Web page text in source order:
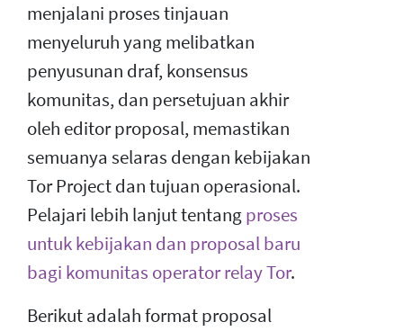
menjalani proses tinjauan
menyeluruh yang melibatkan
penyusunan draf, konsensus
komunitas, dan persetujuan akhir
oleh editor proposal, memastikan
semuanya selaras dengan kebijakan
Tor Project dan tujuan operasional.
Pelajari lebih lanjut tentangproses
untuk kebijakan dan proposal baru
bagi komunitas operator relay Tor.
Berikut adalah format proposal